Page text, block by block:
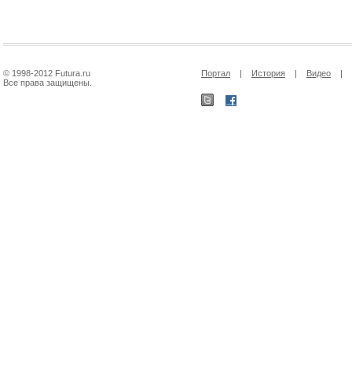
© 1998-2012 Futura.ru
Все права защищены.
Портал | История | Видео |